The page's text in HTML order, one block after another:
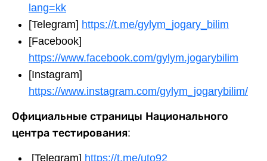
lang=kk
[Telegram] https://t.me/gylym_jogary_bilim
[Facebook]
https://www.facebook.com/gylym.jogarybilim
[Instagram]
https://www.instagram.com/gylym_jogarybilim/
Официальные страницы Национального
центра тестирования:
[Telegram] https://t.me/uto92